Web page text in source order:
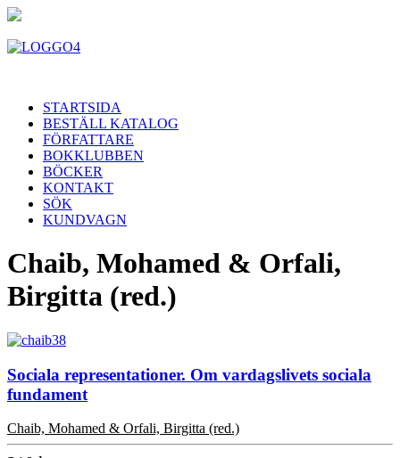
STARTSIDA
BESTÄLL KATALOG
FÖRFATTARE
BOKKLUBBEN
BÖCKER
KONTAKT
SÖK
KUNDVAGN
Chaib, Mohamed & Orfali,
Birgitta (red.)
Sociala representationer. Om vardagslivets sociala
fundament
Chaib, Mohamed & Orfali, Birgitta (red.)